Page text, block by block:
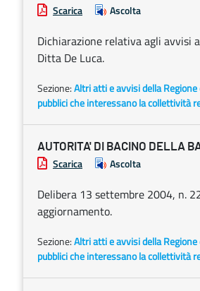
Scarica Ascolta
Dichiarazione relativa agli avvisi
Ditta De Luca.
Sezione:Altri atti e avvisi della
pubblici che interessano la collettività
AUTORITA' DI BACINO DELLA
Scarica Ascolta
Delibera 13 settembre 2004, n.
aggiornamento.
Sezione:Altri atti e avvisi della
pubblici che interessano la collettività